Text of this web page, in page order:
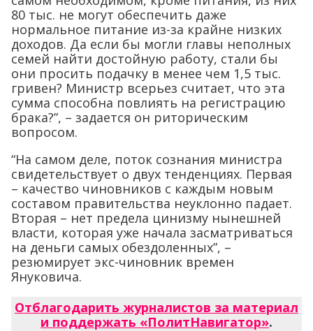
80 тыс. не могут обеспечить даже
нормальное питание из-за крайне низких
доходов. Да если бы могли главы неполных
семей найти достойную работу, стали бы
они просить подачку в менее чем 1,5 тыс.
гривен? Министр всерьез считает, что эта
сумма способна повлиять на регистрацию
брака?”, – задается он риторическим
вопросом.
“На самом деле, поток сознания министра
свидетельствует о двух тенденциях. Первая
– качество чиновников с каждым новым
составом правительства неуклонно падает.
Вторая – нет предела цинизму нынешней
власти, которая уже начала засматриваться
на деньги самых обездоленных”, –
резюмирует экс-чиновник времен
Януковича.
Отблагодарить журналистов за материал
и поддержать «ПолитНавигатор».